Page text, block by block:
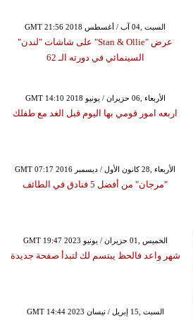
GMT 21:56 2018 السبت ,04 آب / أغسطس
عرض "Stan & Ollie" على شاشات "لندن"
السينمائي في دورته الـ 62
GMT 14:10 2018 الأربعاء ,06 حزيران / يونيو
اربعه امور قومي بها اليوم قبل الغد مع طفلك
GMT 07:17 2016 الأربعاء ,28 كانون الأول / ديسمبر
"مرجان" من أفضل 5 فنادق في الطائف
GMT 19:47 2023 الخميس ,01 حزيران / يونيو
شهر واعد فالحظ يبتسم لك لتبدأ صفحة جديدة
GMT 14:44 2023 السبت ,15 إبريل / نيسان